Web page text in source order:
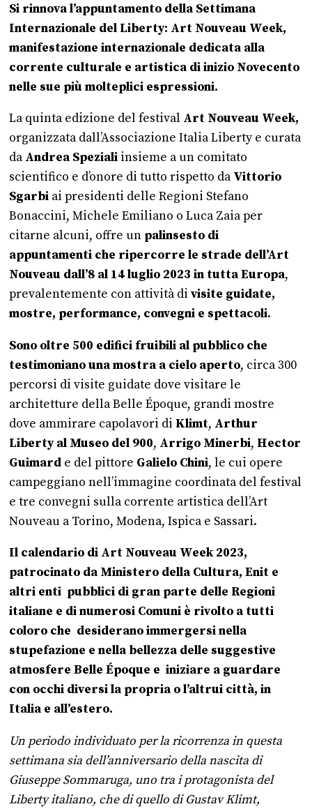
Si rinnova l’appuntamento della Settimana
Internazionale del Liberty: Art Nouveau Week,
manifestazione internazionale dedicata alla
corrente culturale e artistica di inizio Novecento
nelle sue più molteplici espressioni.
La quinta edizione del festival Art Nouveau Week,
organizzata dall’Associazione Italia Liberty e curata
daAndrea Speziali insieme a un comitato
scientifico e d’onore di tutto rispetto daVittorio
Sgarbi ai presidenti delle Regioni Stefano
Bonaccini, Michele Emiliano o Luca Zaia per
citarne alcuni, offre un palinsesto di
appuntamenti che ripercorre le strade dell’Art
Nouveau dall’8 al 14 luglio 2023 in tutta Europa,
prevalentemente con attività divisite guidate,
mostre, performance, convegni e spettacoli.
Sono oltre 500 edifici fruibili al pubblico che
testimoniano una mostra a cielo aperto, circa 300
percorsi di visite guidate dove visitare le
architetture della Belle Époque, grandi mostre
dove ammirare capolavori di Klimt, Arthur
Liberty al Museo del 900, Arrigo Minerbi, Hector
Guimard e del pittore Galielo Chini, le cui opere
campeggiano nell’immagine coordinata del festival
e tre convegni sulla corrente artistica dell’Art
Nouveau a Torino, Modena, Ispica e Sassari.
Il calendario di Art Nouveau Week 2023,
patrocinato da Ministero della Cultura, Enit e
altri enti pubblici di gran parte delle Regioni
italiane e di numerosi Comuni è rivolto a tutti
coloro che desiderano immergersi nella
stupefazione e nella bellezza delle suggestive
atmosfere Belle Époque e iniziare a guardare
con occhi diversi la propria o l’altrui città, in
Italia e all’estero.
Un periodo individuato per la ricorrenza in questa
settimana sia dell’anniversario della nascita di
Giuseppe Sommaruga, uno tra i protagonista del
Liberty italiano, che di quello diGustav Klimt,